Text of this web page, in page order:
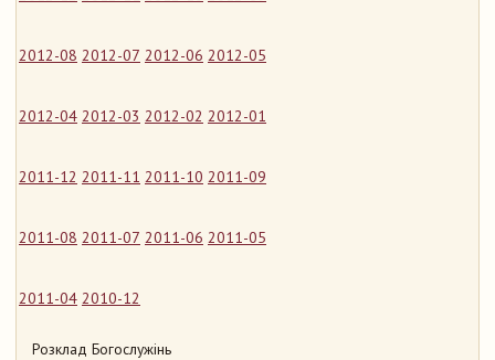
2012-08 2012-07 2012-06 2012-05
2012-04 2012-03 2012-02 2012-01
2011-12 2011-11 2011-10 2011-09
2011-08 2011-07 2011-06 2011-05
2011-04 2010-12
Розклад Богослужінь